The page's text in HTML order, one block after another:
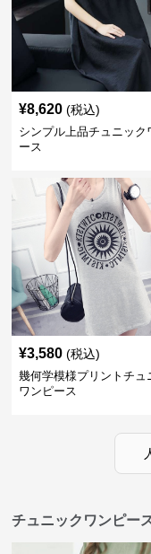
¥8,620 (税込)
シンプル上品チュニック
ース
¥3,580 (税込)
幾何学模様プリントチュ
ワンピース
チュニックワンピー